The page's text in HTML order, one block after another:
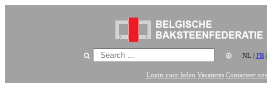
NL | FR |
Login voor leden Vacatures Contacteer ons